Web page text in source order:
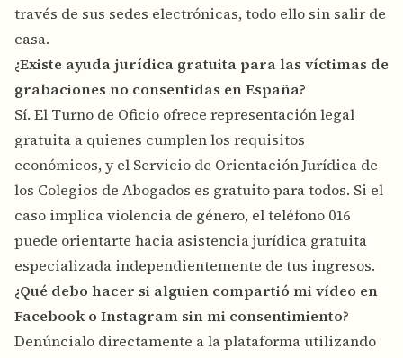
través de sus sedes electrónicas, todo ello sin salir de
casa.
¿Existe ayuda jurídica gratuita para las víctimas de
grabaciones no consentidas en España?
Sí. El Turno de Oficio ofrece representación legal
gratuita a quienes cumplen los requisitos
económicos, y el Servicio de Orientación Jurídica de
los Colegios de Abogados es gratuito para todos. Si el
caso implica violencia de género, el teléfono 016
puede orientarte hacia asistencia jurídica gratuita
especializada independientemente de tus ingresos.
¿Qué debo hacer si alguien compartió mi vídeo en
Facebook o Instagram sin mi consentimiento?
Denúncialo directamente a la plataforma utilizando